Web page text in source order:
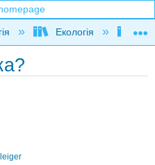
hierarchy
Екологія